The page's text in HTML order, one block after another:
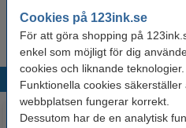
Cookies på 123ink.se
För att göra shopping på
enkel som möjligt för dig
cookies och liknande teknologier.
Funktionella cookies säkerställer
webbplatsen fungerar korrekt.
Dessutom har de en analytisk
Populära